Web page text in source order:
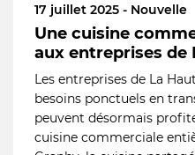
17 juillet 2025 - Nouvelle
Une cuisine
aux entreprises de
Les entreprises de La
besoins ponctuels en
peuvent désormais
cuisine commerciale